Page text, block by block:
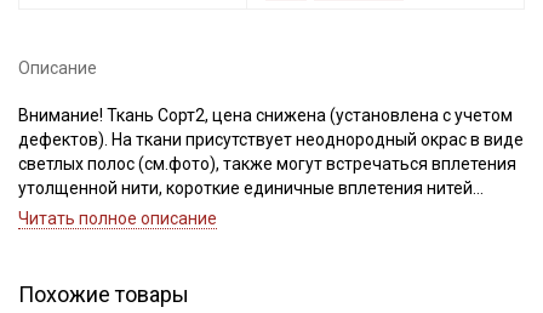
Описание
Внимание! Ткань Сорт2, цена снижена (установлена с учетом
дефектов). На ткани присутствует неоднородный окрас в виде
светлых полос (см.фото), также могут встречаться вплетения
утолщенной нити, короткие единичные вплетения нитей
другого цвета. При продаже, ткань режем строго по нитке.
распрямились и диагональный перекос исправился. Ширина
Читать полное описание
Похожие товары